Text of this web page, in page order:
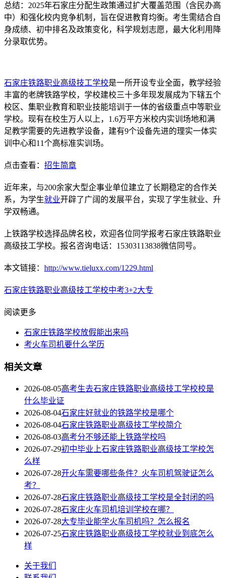
总结：2025年石家庄分配生政策通过扩大覆盖范围（含民办高
中）和强化校内竞争机制，旨在促进教育均衡。考生需结合自
身成绩、初中排名及政策变化，科学规划志愿，最大化利用降
分录取优势。
石家庄铁路职业高级技工学校是一所开设专业全面，教学经验
丰富的老牌铁路学校，学校建校三十多年现发展成为下辖五个
校区、集职业教育和职业技能培训于一体的省级重点中等职业
学校。现有在校生万人以上，1.6万平方米校内实训场地和满
足教学需要的先进教学设备，建有9个设备先进的理实一体实
训中心和11个高标准实训场。
点击查看： 招生简章
近年来，与200余家大型企事业单位建立了长期稳定的合作关
系，为学生就业开辟了广阔的发展平台，实现了学生就业、升
学双畅通。
上铁路学校选择品牌名校，欢迎各位同学报考石家庄铁路职业
高级技工学校。报名咨询电话：15303113838微信同号。
本文链接： http://www.tieluxx.com/1229.html
石家庄铁路职业高级技工学校中考3+2大专
阅读更多
石家庄铁路学校放假能出来吗
考火车司机要什么学历
相关文章
2026-08-05高考生去石家庄铁路职业高级技工学校校是
什么毕业证
2026-08-04石家庄好就业的铁路学校是哪个
2026-08-04石家庄铁路职业高级技工学校简介
2026-08-03高考分不够还能上铁路学校吗
2026-07-29初中毕业上石家庄铁路职业高级技工学校怎
么样
2026-07-28开火车需要哪些条件？火车司机驾驶证怎么
考？
2026-07-28石家庄铁路职业高级技工学校是全封闭的吗
2026-07-28石家庄火车司机培训学校在哪？
2026-07-28大专毕业能学火车司机吗？怎么报名
2026-07-25石家庄铁路职业高级技工学校就业到底怎么
样
关于我们